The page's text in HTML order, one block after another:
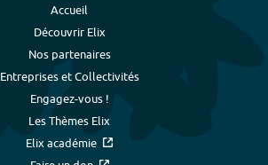
Accueil
Découvrir Elix
Nos partenaires
Entreprises et Collectivités
Engagez-vous !
Les Thèmes Elix
Elix académie